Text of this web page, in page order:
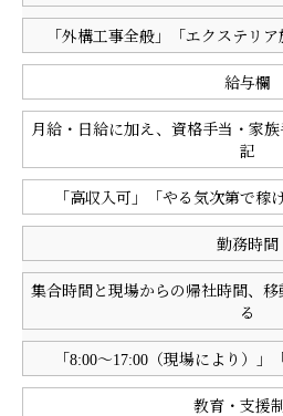
「外構工事全般」「エクステリ
給与欄
月給・日給に加え、資格手当・家
記
「高収入可」「やる気次第で稼
勤務時間
集合時間と現場からの帰社時間、
る
「8:00〜17:00（現場により）
教育・支援